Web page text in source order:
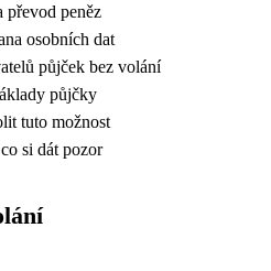
převod peněz
osobních dat
půjček bez volání
půjčky
tuto možnost
si dát pozor